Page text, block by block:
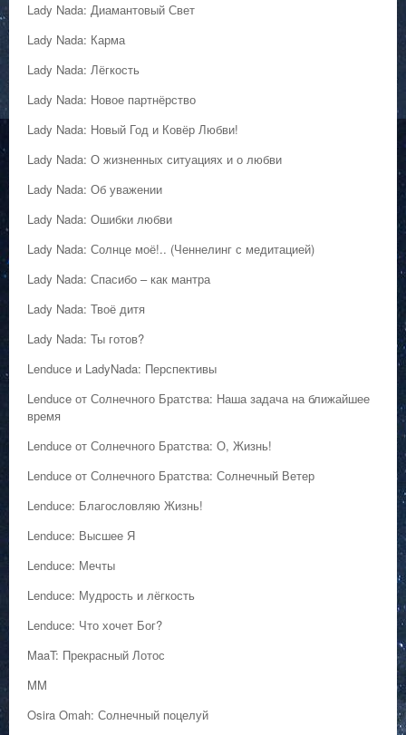
Lady Nada: Диамантовый Свет
Lady Nada: Карма
Lady Nada: Лёгкость
Lady Nada: Новое партнёрство
Lady Nada: Новый Год и Ковёр Любви!
Lady Nada: О жизненных ситуациях и о любви
Lady Nada: Об уважении
Lady Nada: Ошибки любви
Lady Nada: Солнце моё!.. (Ченнелинг с медитацией)
Lady Nada: Спасибо – как мантра
Lady Nada: Твоё дитя
Lady Nada: Ты готов?
Lenduce и LadyNada: Перспективы
Lenduce от Солнечного Братства: Наша задача на ближайшее
время
Lenduce от Солнечного Братства: О, Жизнь!
Lenduce от Солнечного Братства: Солнечный Ветер
Lenduce: Благословляю Жизнь!
Lenduce: Высшее Я
Lenduce: Мечты
Lenduce: Мудрость и лёгкость
Lenduce: Что хочет Бог?
MaaT: Прекрасный Лотос
MM
Osira Omah: Солнечный поцелуй